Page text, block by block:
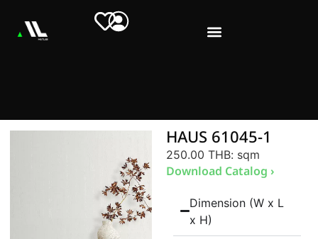
HAUS 61045-1
250.00 THB: sqm
Download Catalog ›
Dimension (W x L
x H)